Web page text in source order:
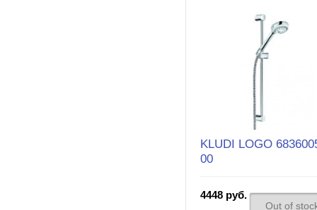
KLUDI LOGO
00
4448 руб.
Out of